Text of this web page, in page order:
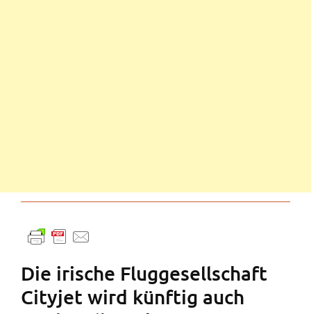
Die irische Fluggesellschaft
Cityjet wird künftig auch